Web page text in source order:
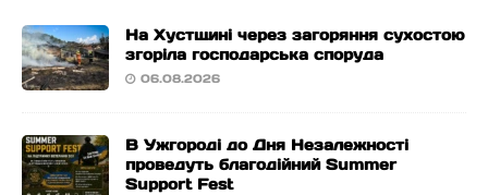
На Хустщині через загоряння сухостою
згоріла господарська споруда
06.08.2026
В Ужгороді до Дня Незалежності
проведуть благодійний Summer
Support Fest